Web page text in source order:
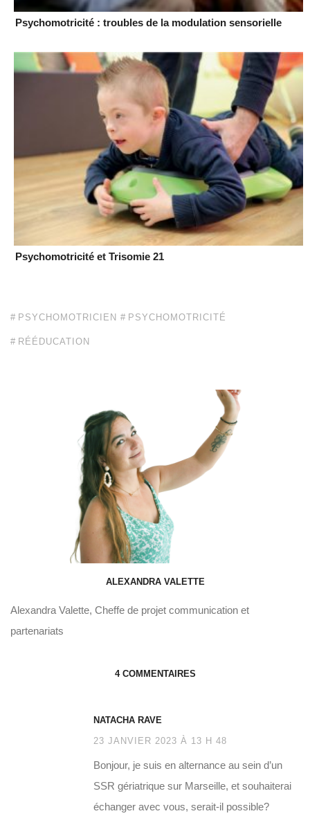
Psychomotricité : troubles de la modulation sensorielle
Psychomotricité et Trisomie 21
PSYCHOMOTRICIEN PSYCHOMOTRICITÉ
RÉÉDUCATION
ALEXANDRA VALETTE
Alexandra Valette, Cheffe de projet communication et
partenariats
4 COMMENTAIRES
NATACHA RAVE
23 JANVIER 2023 À 13 H 48
Bonjour, je suis en alternance au sein d’un
SSR gériatrique sur Marseille, et souhaiterai
échanger avec vous, serait-il possible?